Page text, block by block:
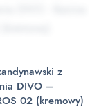
z
DIVO –
02 (kremowy)